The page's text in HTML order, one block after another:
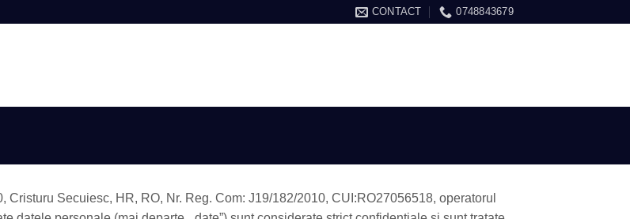
CONTACT 0748843679
Secuiesc, HR, RO, Nr. Reg. Com: J19/182/2010, CUI:RO27056518, operatorul